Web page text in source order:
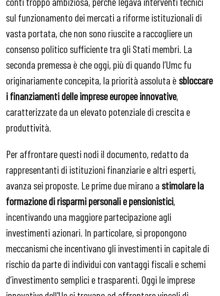
sul funzionamento dei mercati a riforme istituzionali di
vasta portata, che non sono riuscite a raccogliere un
consenso politico sufficiente tra gli Stati membri. La
seconda premessa è che oggi, più di quando l’Umc fu
originariamente concepita, la priorità assoluta è sbloccare
i finanziamenti delle imprese europee innovative,
caratterizzate da un elevato potenziale di crescita e
produttività.
Per affrontare questi nodi il documento, redatto da
rappresentanti di istituzioni finanziarie e altri esperti,
avanza sei proposte. Le prime due mirano a stimolare la
formazione di risparmi personali e pensionistici,
incentivando una maggiore partecipazione agli
investimenti azionari. In particolare, si propongono
meccanismi che incentivano gli investimenti in capitale di
rischio da parte di individui con vantaggi fiscali e schemi
d’investimento semplici e trasparenti. Oggi le imprese